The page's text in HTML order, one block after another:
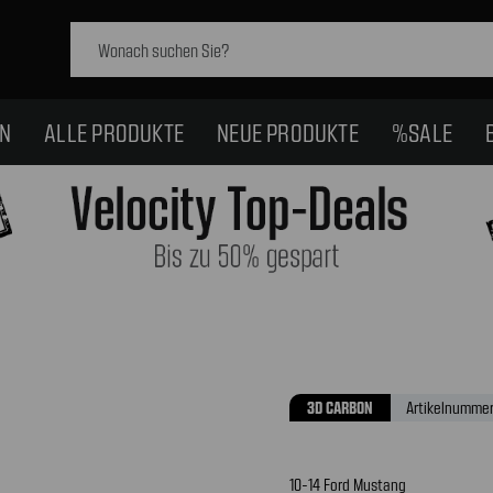
ALLE PRODUKTE NEUE PRODUKTE %SALE
3D CARBON
10-14 Ford Mustang